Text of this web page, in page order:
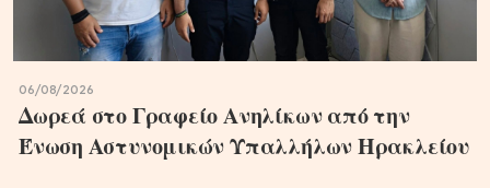
06/08/2026
Δωρεά στο Γραφείο Ανηλίκων από την
Ένωση Αστυνομικών Υπαλλήλων Ηρακλείου